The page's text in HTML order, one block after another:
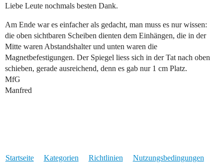
Liebe Leute nochmals besten Dank.
Am Ende war es einfacher als gedacht, man muss es nur wissen:
die oben sichtbaren Scheiben dienten dem Einhängen, die in der
Mitte waren Abstandshalter und unten waren die
Magnetbefestigungen. Der Spiegel liess sich in der Tat nach oben
schieben, gerade ausreichend, denn es gab nur 1 cm Platz.
MfG
Manfred
Startseite Kategorien Richtlinien Nutzungsbedingungen